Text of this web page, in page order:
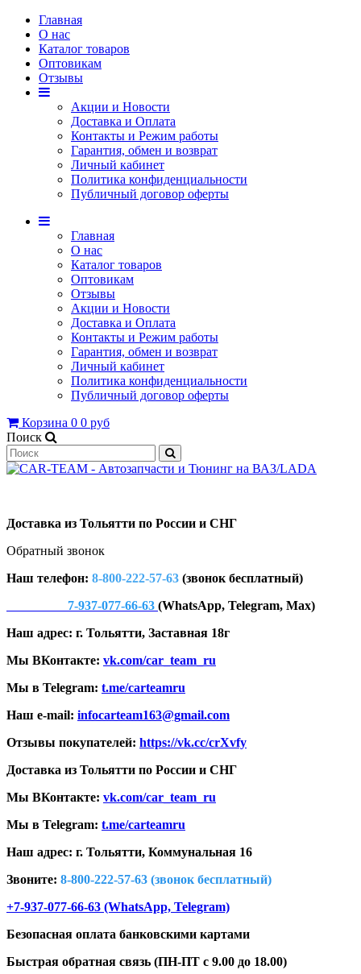
Главная
О нас
Каталог товаров
Оптовикам
Отзывы
Акции и Новости
Доставка и Оплата
Контакты и Режим работы
Гарантия, обмен и возврат
Личный кабинет
Политика конфиденциальности
Публичный договор оферты
Главная
О нас
Каталог товаров
Оптовикам
Отзывы
Акции и Новости
Доставка и Оплата
Контакты и Режим работы
Гарантия, обмен и возврат
Личный кабинет
Политика конфиденциальности
Публичный договор оферты
Корзина 0 0 руб
Поиск
Доставка из Тольятти по России и СНГ
Обратный звонок
Наш телефон: 8-800-222-57-63 (звонок бесплатный)
7-937-077-66-63 (WhatsApp, Telegram, Max)
Наш адрес: г. Тольятти, Заставная 18г
Мы ВКонтакте: vk.com/car_team_ru
Мы в Telegram: t.me/carteamru
Наш e-mail: infocarteam163@gmail.com
Отзывы покупателей: https://vk.cc/crXvfy
Доставка из Тольятти по России и СНГ
Мы ВКонтакте: vk.com/car_team_ru
Мы в Telegram: t.me/carteamru
Наш адрес: г. Тольятти, Коммунальная 16
Звоните: 8-800-222-57-63 (звонок бесплатный)
+7-937-077-66-63 (WhatsApp, Telegram)
Безопасная оплата банковскими картами
Быстрая обратная связь (ПН-ПТ с 9.00 до 18.00)